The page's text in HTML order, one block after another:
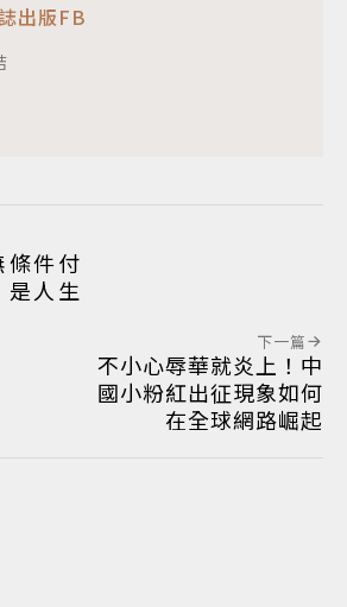
出版FB
條件付
人生
下一篇
不小心辱華就炎上！中
國小粉紅出征現象如何
在全球網路崛起